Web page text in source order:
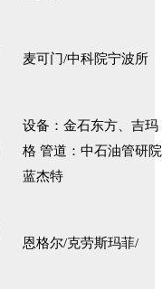
麦可门/中科院宁波所
设备：金石东方、吉玛
格 管道：中石油管研
蓝杰特
恩格尔/克劳斯玛菲/